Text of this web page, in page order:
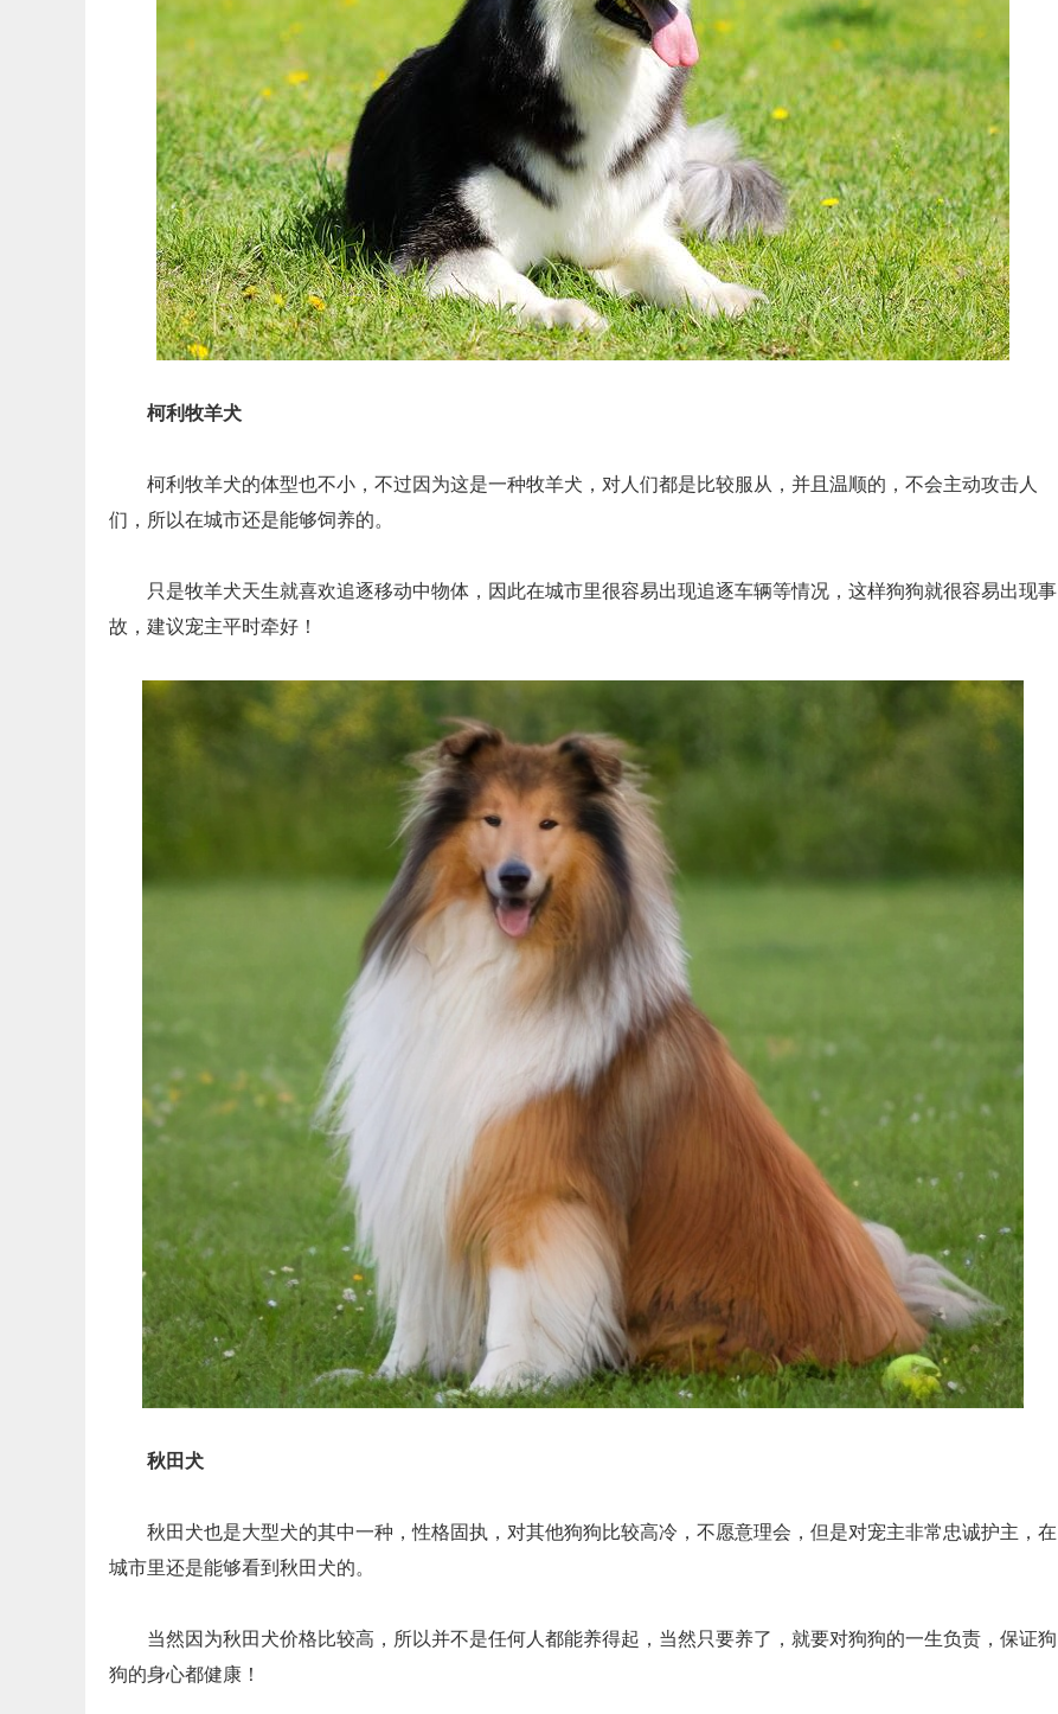
柯利牧羊犬
柯利牧羊犬的体型也不小，不过因为这是一种牧羊犬，对人们都是比较服从，并且温顺的，不会主动攻击人
们，所以在城市还是能够饲养的。
只是牧羊犬天生就喜欢追逐移动中物体，因此在城市里很容易出现追逐车辆等情况，这样狗狗就很容易出现事
故，建议宠主平时牵好！
秋田犬
秋田犬也是大型犬的其中一种，性格固执，对其他狗狗比较高冷，不愿意理会，但是对宠主非常忠诚护主，在
城市里还是能够看到秋田犬的。
当然因为秋田犬价格比较高，所以并不是任何人都能养得起，当然只要养了，就要对狗狗的一生负责，保证狗
狗的身心都健康！